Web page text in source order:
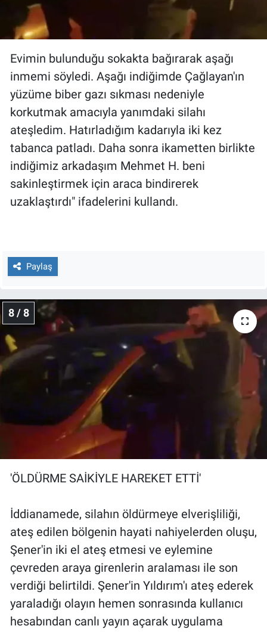
Evimin bulunduğu sokakta bağırarak aşağı
inmemi söyledi. Aşağı indiğimde Çağlayan'ın
yüzüme biber gazı sıkması nedeniyle
korkutmak amacıyla yanımdaki silahı
ateşledim. Hatırladığım kadarıyla iki kez
tabanca patladı. Daha sonra ikametten birlikte
indiğimiz arkadaşım Mehmet H. beni
sakinleştirmek için araca bindirerek
uzaklaştırdı" ifadelerini kullandı.
Paylaş
8 / 8
'ÖLDÜRME SAİKİYLE HAREKET ETTİ'
İddianamede, silahın öldürmeye elverişliliği,
ateş edilen bölgenin hayati nahiyelerden oluşu,
Şener'in iki el ateş etmesi ve eylemine
çevreden araya girenlerin aralaması ile son
verdiği belirtildi. Şener'in Yıldırım'ı ateş ederek
yaraladığı olayın hemen sonrasında kullanıcı
hesabından canlı yayın açarak uygulama